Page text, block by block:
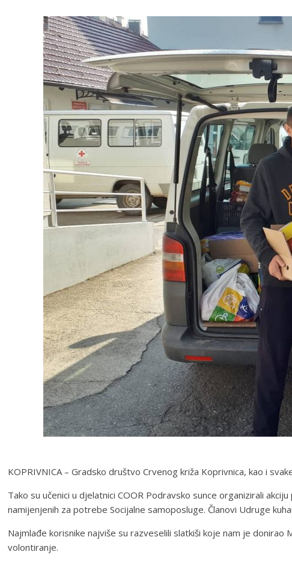
KOPRIVNICA – Gradsko društvo Crvenog križa Koprivnica, kao i
Tako su učenici u djelatnici COOR Podravsko sunce organizirali
namijenjenih za potrebe Socijalne samoposluge. Članovi Udruge
Najmlađe korisnike najviše su razveselili slatkiši koje nam je donirao
volontiranje.